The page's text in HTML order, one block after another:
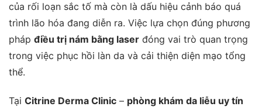
của rối loạn sắc tố mà còn là dấu hiệu cảnh báo quá
trình lão hóa đang diễn ra. Việc lựa chọn đúng phương
pháp điều trị nám bằng laser đóng vai trò quan trọng
trong việc phục hồi làn da và cải thiện diện mạo tổng
thể.
Tại Citrine Derma Clinic – phòng khám da liễu uy tín